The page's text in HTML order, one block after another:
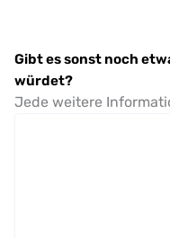
Gibt es sonst noch
würdet?
Jede weitere